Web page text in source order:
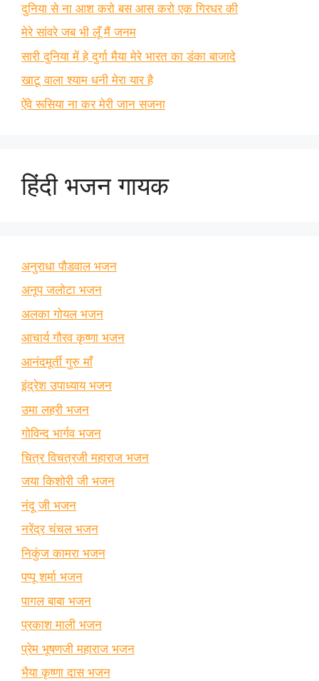
दुनिया से ना आश करो बस आस करो एक गिरधर की
मेरे सांवरे जब भी लूँ मैं जनम
सारी दुनिया में हे दुर्गा मैया मेरे भारत का डंका बाजादे
खाटू वाला श्याम धनी मेरा यार है
ऐंवे रूसिया ना कर मेरी जान सजना
हिंदी भजन गायक
अनुराधा पौडवाल भजन
अनूप जलोटा भजन
अलका गोयल भजन
आचार्य गौरव कृष्णा भजन
आनंदमूर्ती गुरु माँ
इंद्रेश उपाध्याय भजन
उमा लहरी भजन
गोविन्द भार्गव भजन
चित्र विचत्रजी महाराज भजन
जया किशोरी जी भजन
नंदू जी भजन
नरेंद्र चंचल भजन
निकुंज कामरा भजन
पप्पू शर्मा भजन
पागल बाबा भजन
प्रकाश माली भजन
प्रेम भूषणजी महाराज भजन
भैया कृष्णा दास भजन